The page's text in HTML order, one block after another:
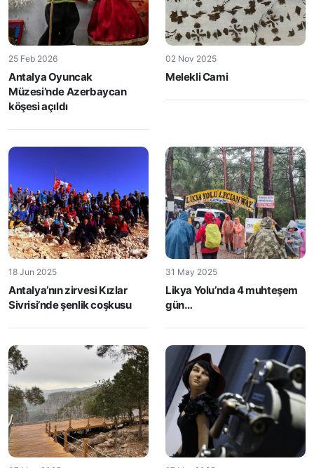
25 Feb 2026
Antalya Oyuncak
Müzesi’nde Azerbaycan
köşesi açıldı
02 Nov 2025
Melekli Cami
18 Jun 2025
Antalya’nın zirvesi Kızlar
Sivrisi’nde şenlik coşkusu
31 May 2025
Likya Yolu’nda 4 muhteşem
gün…